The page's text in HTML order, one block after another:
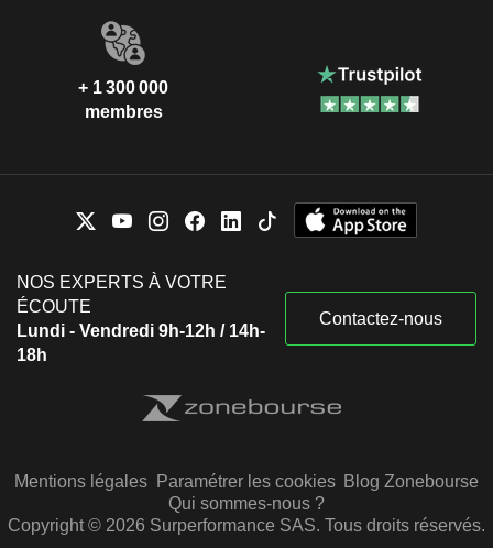
+ 1 300 000
membres
NOS EXPERTS À VOTRE
ÉCOUTE
Lundi - Vendredi 9h-12h / 14h-
18h
Contactez-nous
Mentions légales Paramétrer les cookies Blog Zonebourse
Qui sommes-nous ?
Copyright © 2026 Surperformance SAS. Tous droits réservés.